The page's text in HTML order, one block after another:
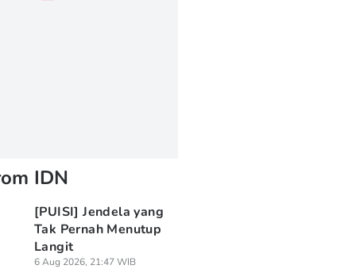
IDN
[PUISI] Jendela yang
Tak Pernah Menutup
Langit
6 Aug 2026, 21:47 WIB